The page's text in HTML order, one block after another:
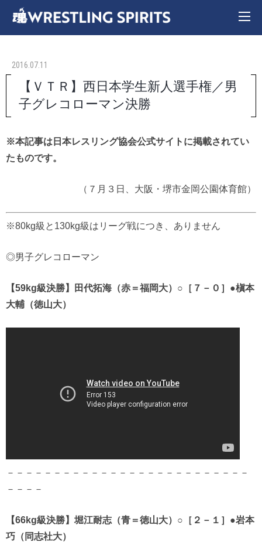
2016.07.11
【ＶＴＲ】西日本学生新人選手権／男
子グレコローマン決勝
※本記事は日本レスリング協会公式サイトに掲載されてい
たものです。
（７月３日、大阪・堺市金岡公園体育館）
※80kg級と130kg級はリーグ戦につき、ありません
◎男子グレコローマン
【59kg級決勝】田代拓海（赤＝福岡大）○［７－０］●槇本
大輔（徳山大）
－－－－－－－－－－－－－－－－－－－－－－－－－－
－－－－
【66kg級決勝】堀江耐志（青＝徳山大）○［２－１］●岩本
巧（同志社大）